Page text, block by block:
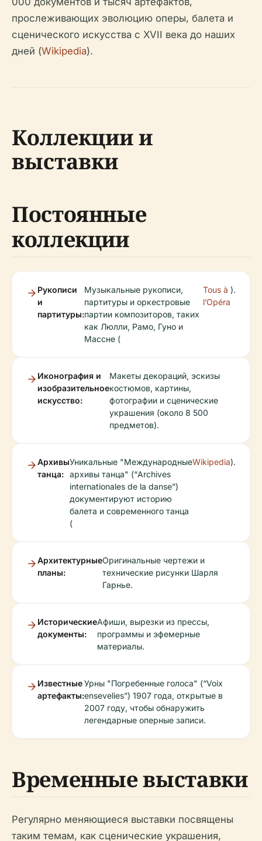
прослеживающих эволюцию оперы, балета и
сценического искусства с XVII века до наших
дней (Wikipedia).
Коллекции и
выставки
Постоянные
коллекции
Рукописи
и
партитуры:
Музыкальные рукописи,
партитуры и оркестровые
партии композиторов, таких
как Люлли, Рамо, Гуно и
Массне (
Tous à
l’Opéra
).
Иконография и
изобразительное
искусство:
Макеты декораций, эскизы
костюмов, картины,
фотографии и сценические
украшения (около 8 500
предметов).
Архивы
танца:
Уникальные "Международные
архивы танца" (“Archives
internationales de la danse”)
документируют историю
балета и современного танца
(
Wikipedia).
Архитектурные
планы:
Оригинальные чертежи и
технические рисунки Шарля
Гарнье.
Исторические
документы:
Афиши, вырезки из прессы,
программы и эфемерные
материалы.
Известные
артефакты:
Урны "Погребенные голоса" (“Voix
ensevelies”) 1907 года, открытые в
2007 году, чтобы обнаружить
легендарные оперные записи.
Временные выставки
Регулярно меняющиеся выставки посвящены
таким темам, как сценические украшения,